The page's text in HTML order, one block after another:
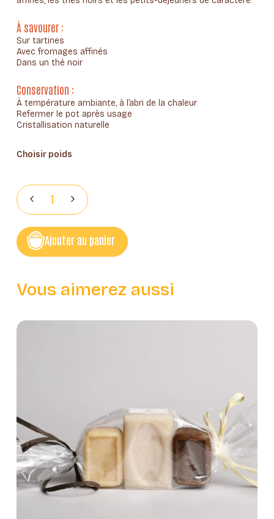
À savourer :
Sur tartines
Avec fromages affinés
Dans un thé noir
Conservation :
À température ambiante, à l’abri de la chaleur
Refermer le pot après usage
Cristallisation naturelle
Choisir poids
Ajouter au panier
Vous aimerez aussi